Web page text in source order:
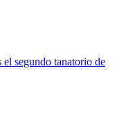
segundo tanatorio de